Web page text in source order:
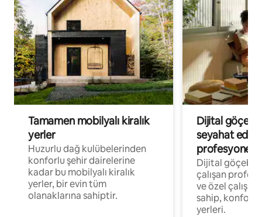
Tamamen mobilyalı kiralık
yerler
Huzurlu dağ kulübelerinden
konforlu şehir dairelerine
kadar bu mobilyalı kiralık
yerler, bir evin tüm
olanaklarına sahiptir.
Dijital
seyahat eden
Dijital
çalışan
ve özel
sahip,
yerleri.